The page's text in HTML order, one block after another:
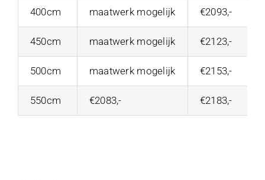
400cm maatwerk mogelijk €2093,-
450cm maatwerk mogelijk €2123,-
500cm maatwerk mogelijk €2153,-
550cm €2083,- €2183,-